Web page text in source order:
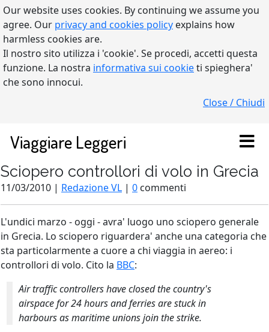
Our website uses cookies. By continuing we assume you
agree. Our privacy and cookies policy explains how
harmless cookies are.
Il nostro sito utilizza i 'cookie'. Se procedi, accetti questa
funzione. La nostra informativa sui cookieti spieghera'
che sono innocui.
Close / Chiudi
Viaggiare Leggeri
Sciopero controllori di volo in Grecia
11/03/2010 | Redazione VL | 0 commenti
L'undici marzo - oggi - avra' luogo uno sciopero generale
in Grecia. Lo sciopero riguardera' anche una categoria che
sta particolarmente a cuore a chi viaggia in aereo: i
controllori di volo. Cito la BBC:
Air traffic controllers have closed the country's
airspace for 24 hours and ferries are stuck in
harbours as maritime unions join the strike.